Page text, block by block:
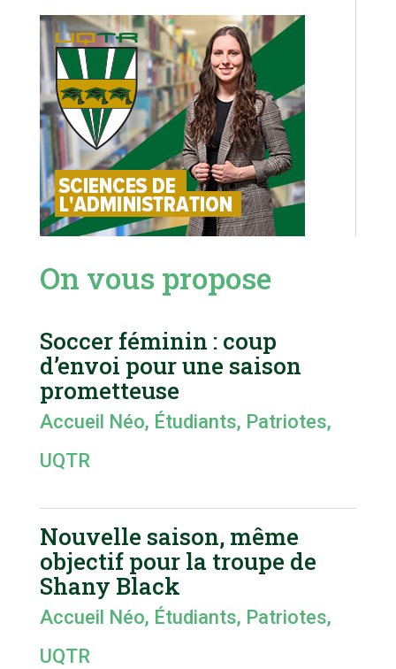
On vous propose
Soccer féminin : coup
d’envoi pour une saison
prometteuse
Accueil Néo, Étudiants, Patriotes,
UQTR
Nouvelle saison, même
objectif pour la troupe de
Shany Black
Accueil Néo, Étudiants, Patriotes,
UQTR